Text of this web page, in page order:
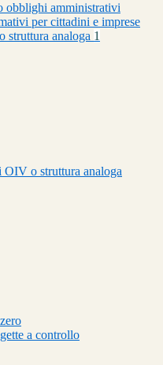
obblighi amministrativi
per cittadini e imprese
struttura analoga 1
OIV o struttura analoga
a controllo